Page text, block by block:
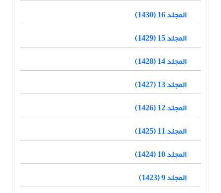
المجلد 16 (1430)
المجلد 15 (1429)
المجلد 14 (1428)
المجلد 13 (1427)
المجلد 12 (1426)
المجلد 11 (1425)
المجلد 10 (1424)
المجلد 9 (1423)